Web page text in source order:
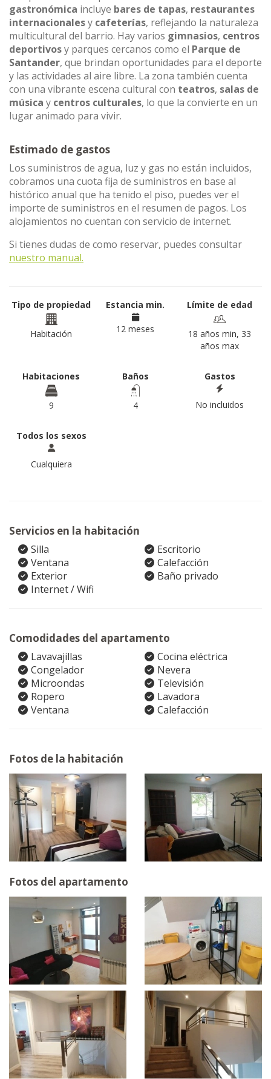
gastronómica incluye bares de tapas, restaurantes
internacionalesy cafeterías, reflejando la naturaleza
multicultural del barrio. Hay varios gimnasios, centros
deportivosy parques cercanos como el Parque de
Santander, que brindan oportunidades para el deporte
y las actividades al aire libre. La zona también cuenta
con una vibrante escena cultural con teatros, salas de
música y centros culturales, lo que la convierte en un
lugar animado para vivir.
Estimado de gastos
Los suministros de agua, luz y gas no están incluidos,
cobramos una cuota fija de suministros en base al
histórico anual que ha tenido el piso, puedes ver el
importe de suministros en el resumen de pagos. Los
alojamientos no cuentan con servicio de internet.
Si tienes dudas de como reservar, puedes consultar
nuestro manual.
Tipo de propiedad
Habitación
Estancia min.
12 meses
Límite de edad
18 años min, 33
años max
Habitaciones
9
Baños
4
Gastos
No incluidos
Todos los sexos
Cualquiera
Servicios en la habitación
Silla
Escritorio
Ventana
Calefacción
Exterior
Baño privado
Internet / Wifi
Comodidades del apartamento
Lavavajillas
Cocina eléctrica
Congelador
Nevera
Microondas
Televisión
Ropero
Lavadora
Ventana
Calefacción
Fotos de la habitación
Fotos del apartamento